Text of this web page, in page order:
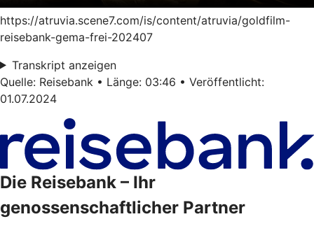
https://atruvia.scene7.com/is/content/atruvia/goldfilm-
reisebank-gema-frei-202407
Transkript anzeigen
Quelle: Reisebank • Länge: 03:46 • Veröffentlicht:
01.07.2024
Die Reisebank – Ihr
genossenschaftlicher Partner